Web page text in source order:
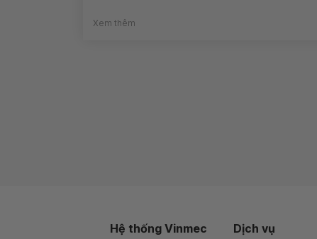
Xem thêm
Hệ thống Vinmec Dịch vụ